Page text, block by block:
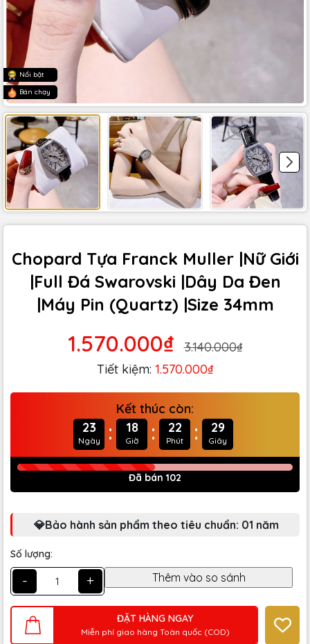
Nổi bật
Bán chạy
Chopard Tựa Franck Muller |Nữ Giới
|Full Đá Swarovski |Dây Da Đen
|Máy Pin (Quartz) |Size 34mm
1.570.000₫
3.140.000₫
Tiết kiệm: 1.570.000₫
Kết thúc còn:
23
Ngày : 18
Giờ : 22
Phút : 28
Giây
Đã bán 102
💎Bảo hành sản phẩm theo tiêu chuẩn: 01 năm
Số lượng:
- +
ĐẶT HÀNG NGAY
Miễn phí giao hàng Toàn quốc (COD)